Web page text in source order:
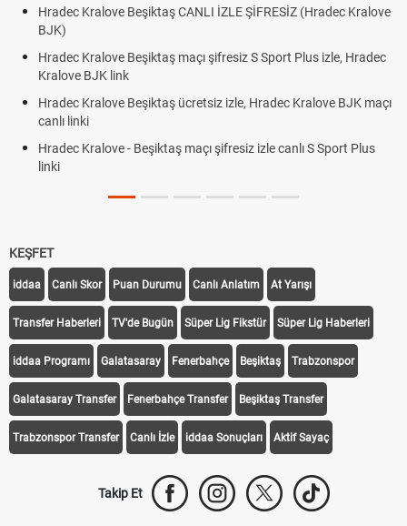
Hradec Kralove Beşiktaş CANLI İZLE ŞİFRESİZ (Hradec Kralove
BJK)
Hradec Kralove Beşiktaş maçı şifresiz S Sport Plus izle, Hradec
Kralove BJK link
Hradec Kralove Beşiktaş ücretsiz izle, Hradec Kralove BJK maçı
canlı linki
Hradec Kralove - Beşiktaş maçı şifresiz izle canlı S Sport Plus
linki
KEŞFET
iddaa Canlı Skor Puan Durumu Canlı Anlatım At Yarışı
Transfer Haberleri TV'de Bugün Süper Lig Fikstür Süper Lig Haberleri
iddaa Programı Galatasaray Fenerbahçe Beşiktaş Trabzonspor
Galatasaray Transfer Fenerbahçe Transfer Beşiktaş Transfer
Trabzonspor Transfer Canlı İzle iddaa Sonuçları Aktif Sayaç
Takip Et